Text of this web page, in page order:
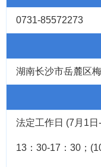
0731-85572273
湖南长沙市岳麓区
法定工作日 (7月1
13：30-17：30；